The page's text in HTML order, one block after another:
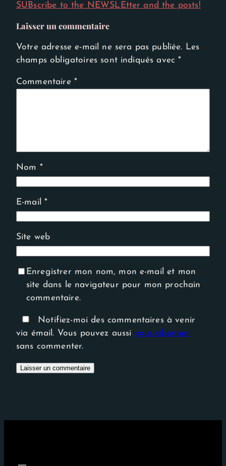
SUBscribe to the NEWSLEtter and the posts!
Laisser un commentaire
Votre adresse e-mail ne sera pas publiée. Les
champs obligatoires sont indiqués avec*
Commentaire *
Nom *
E-mail*
Site web
Enregistrer mon nom, mon e-mail et mon
site dans le navigateur pour mon prochain
commentaire.
Notifiez-moi des commentaires à venir
via émail. Vous pouvez aussi vous abonner
sans commenter.